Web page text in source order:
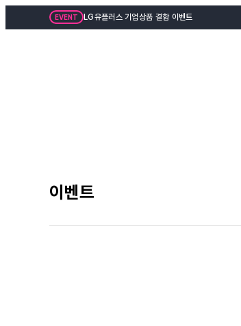
EVENT LG유플러스 기업상품 결합 이벤트
이벤트